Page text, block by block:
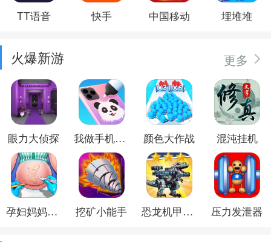
TT语音 快手 中国移动 埋堆堆
火爆新游 更多
眼力大侦探 我做手机壳特好看 颜色大作战 混沌挂机
孕妇妈妈日记 挖矿小能手 恐龙机甲射手 压力发泄器